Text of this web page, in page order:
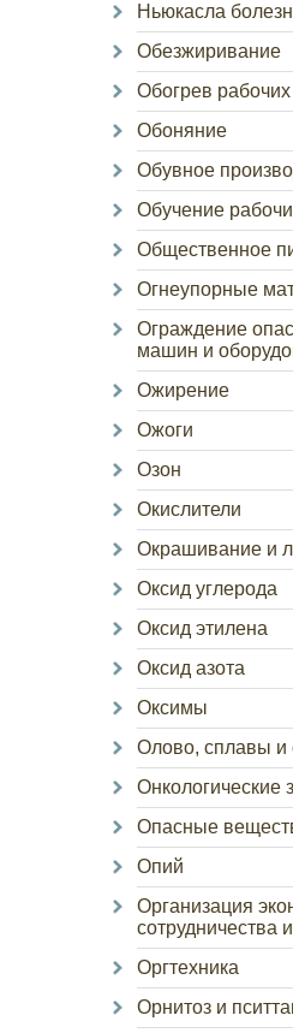
Ньюкасла
Обезжиривание
Обогрев
Обоняние
Обувное
Обучение
Общественное
Огнеупорные
Ограждение
машин и
Ожирение
Ожоги
Озон
Окислители
Окрашивание и
Оксид углерода
Оксид этилена
Оксид азота
Оксимы
Олово, сплавы и
Онкологические
Опасные
Опий
Организация
сотрудничества
Оргтехника
Орнитоз и